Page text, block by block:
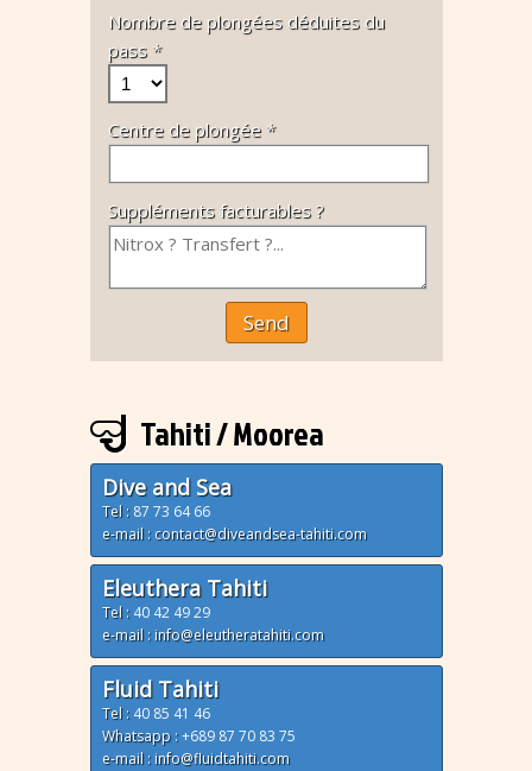
Nombre de plongées déduites du
pass *
Centre de plongée *
Suppléments facturables ?
Send
Tahiti / Moorea
Dive and Sea
Tel : 87 73 64 66
e-mail : contact@diveandsea-tahiti.com
Eleuthera Tahiti
Tel : 40 42 49 29
e-mail : info@eleutheratahiti.com
Fluid Tahiti
Tel : 40 85 41 46
Whatsapp :+689 87 70 83 75
e-mail : info@fluidtahiti.com